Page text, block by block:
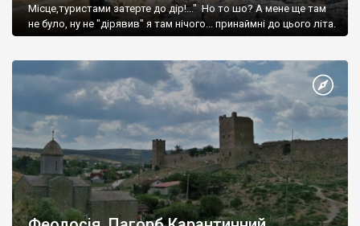
Місце,туристами затерте до дір!..." Но то шо? А мене ще там
не було, ну не "дірявив" я там нічого... принаймні до цього літа.